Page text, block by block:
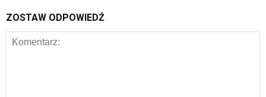
ZOSTAW ODPOWIEDŹ